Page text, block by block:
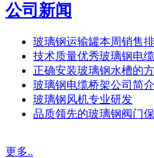
公司新闻
玻璃钢运输罐本周销售
技术质量优秀玻璃钢电
正确安装玻璃钢水槽的
玻璃钢电缆桥架公司简介
玻璃钢风机专业研发
品质领先的玻璃钢阀门
更多..